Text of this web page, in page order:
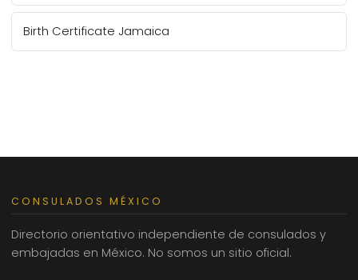
Birth Certificate Jamaica
CONSULADOS MÉXICO
Directorio orientativo independiente de consulados y
embajadas en México. No somos un sitio oficial.